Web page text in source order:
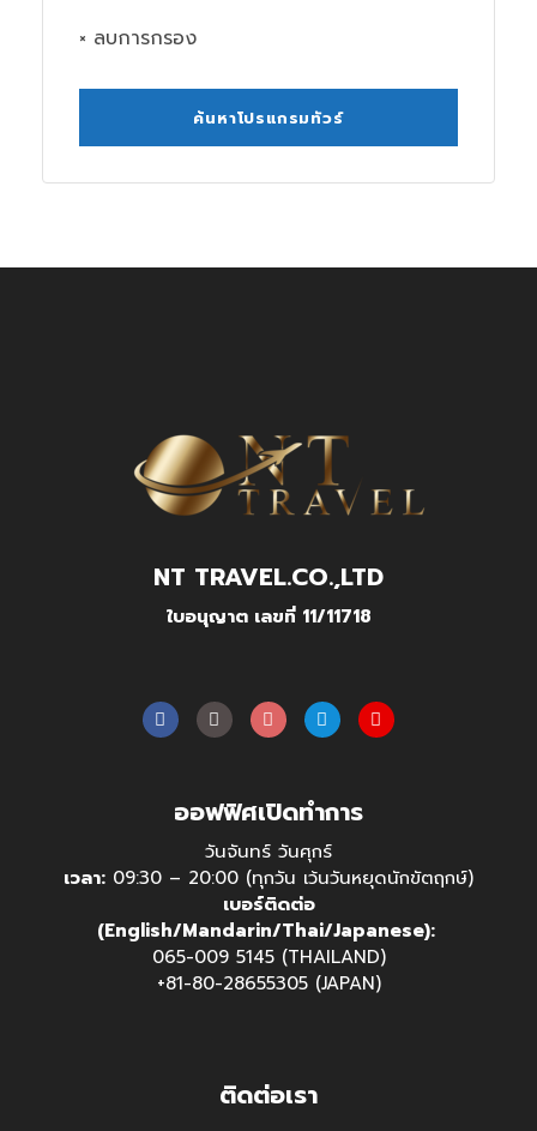
× ลบการกรอง
NT TRAVEL.CO.,LTD
ใบอนุญาต เลขที่ 11/11718
ออฟฟิศเปิดทำการ
วันจันทร์ วันศุกร์
เวลา: 09:30 – 20:00 (ทุกวัน เว้นวันหยุดนักขัตฤกษ์)
เบอร์ติดต่อ
(English/Mandarin/Thai/Japanese):
065-009 5145 (THAILAND)
+81-80-28655305 (JAPAN)
ติดต่อเรา